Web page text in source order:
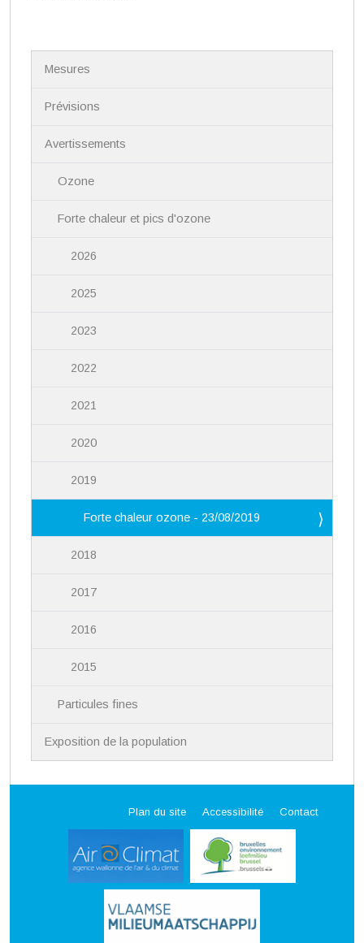
Mesures
Prévisions
Avertissements
Ozone
Forte chaleur et pics d'ozone
2026
2025
2023
2022
2021
2020
2019
Forte chaleur ozone - 23/08/2019
2018
2017
2016
2015
Particules fines
Exposition de la population
Plan du site Accessibilité Contact